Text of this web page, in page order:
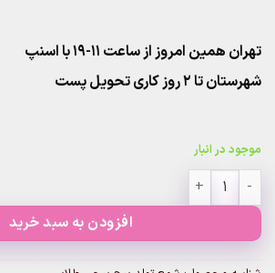
تهران همین امروز از ساعت ۱۱-۱۹ با اسنپ
شهرستان تا 2 روز کاری تحویل پست
موجود در انبار
شمع تولد پیچ پیچی طلایی عدد
افزودن به سبد خرید